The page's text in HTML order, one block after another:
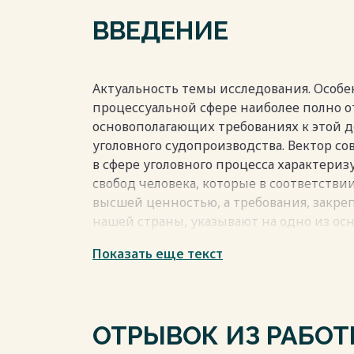
Заключение 27
Весь текст будет доступенпосле
ВВЕДЕНИЕ
Актуальность темы исследования.
процессуальной сфере наиболее полно
основополагающих требованиях к этой
уголовного судопроизводства. Вектор
в сфере уголовного процесса
свобод человека, которые в
высшей ценностью, а требования,
нашей страны, указывают на одно из
обеспечивать сбалансированность
приоритетностью обеспечения и
Показать еще текст
ОТРЫВОК ИЗ